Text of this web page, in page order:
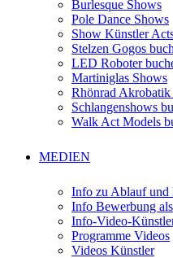
Burlesque Shows
Pole Dance Shows
Show Künstler
Stelzen Gogos
LED Roboter
Martiniglas Shows
Rhönrad Akrobatik
Schlangenshows
Walk Act Models
MEDIEN
Info zu Ablauf und
Info Bewerbung
Info-Video-
Programme Videos
Videos Künstler